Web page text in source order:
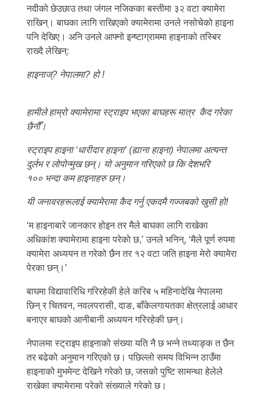
नदीको छेउछाउ तथा जंगल नजिकका बस्तीमा ३२ वटा क्यामेरा
राखिन्। बाघका लागि राखिएको क्यामेरामा उनले नसोचेको हाइना
पनि देखिए। अनि उनले आफ्नो इन्ष्टाग्राममा हाइनाको तस्बिर
राख्दै लेखिन्:
हाइनाज्? नेपालमा? हो !
हामीले हाम्रो क्यामेरामा स्ट्राइप भएका बाघहरू मात्र कैद गरेका
छैनौँ।
स्ट्राइप हाइना‘धारीदार हाइना’ (ह्याना हाइना) नेपालमा अत्यन्त
दुर्लभ र लोपोन्मुख छन्। यो अनुमान गरिएको छ कि देशभरि
१०० भन्दा कम हाइनाहरु छन्।
यी जनावरहरूलाई क्यामेरामा कैद गर्नु एकदमै गज्जबको खुसी हो!
‘म हाइनाबारे जानकार होइन तर मैले बाघका लागि राखेका
अधिकांश क्यामेरामा हाइना परेको छ,’ उनले भनिन्, ‘मैले पूर्ण रुपमा
क्यामेरा अध्ययन त गरेको छैन तर १२ वटा जति हाइना मेरो क्यामेरा
पेरका छन्।’
बाघमा विद्यावारिधि गरिरहेकी हेले करिब ५ महिनादेखि नेपालमा
छिन् र चितवन, नवलपरासी, दाङ, बाँकेलगायतका क्षेत्रलाई आधार
बनाएर बाघको आनीबानी अध्ययन गरिरहेकी छन्।
नेपालमा स्ट्राइप हाइनाको संख्या यति नै छ भन्ने तथ्याङ्क त छैन
तर बढेको अनुमान गरिएको छ। पछिल्लो समय विभिन्न ठाउँमा
हाइनाको मुभमेन्ट देखिने गरेको छ, जसको पुष्टि सामन्था हेलेले
राखेका क्यामेरामा परेको संख्याले गरेको छ।